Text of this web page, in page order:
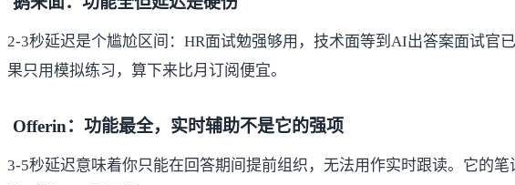
2-3秒延迟是个尴尬区间：HR面试勉强够用，技术面等到AI出答案面试官已
果只用模拟练习，算下来比月订阅便宜。
Offerin：功能最全，实时辅助不是它的强项
3-5秒延迟意味着你只能在回答期间提前组织，无法用作实时跟读。它的